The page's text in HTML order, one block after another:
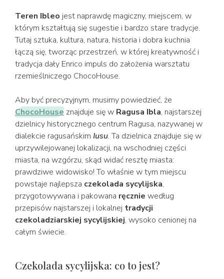
Teren Ibleo jest naprawdę magiczny, miejscem, w
którym kształtują się sugestie i bardzo stare tradycje.
Tutaj sztuka, kultura, natura, historia i dobra kuchnia
łączą się, tworząc przestrzeń, w której kreatywność i
tradycja dały Enrico impuls do założenia warsztatu
rzemieślniczego ChocoHouse.
Aby być precyzyjnym, musimy powiedzieć, że
ChocoHouse znajduje się w Ragusa Ibla, najstarszej
dzielnicy historycznego centrum Ragusa, nazywanej w
dialekcie ragusańskim Iusu. Ta dzielnica znajduje się w
uprzywilejowanej lokalizacji, na wschodniej części
miasta, na wzgórzu, skąd widać resztę miasta:
prawdziwe widowisko! To właśnie w tym miejscu
powstaje najlepsza czekolada sycylijska,
przygotowywana i pakowana ręcznie według
przepisów najstarszej i lokalnej tradycji
czekoladziarskiej sycylijskiej, wysoko cenionej na
całym świecie.
Czekolada sycylijska: co to jest?